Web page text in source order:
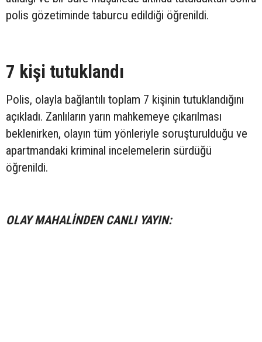
polis gözetiminde taburcu edildiği öğrenildi.
7 kişi tutuklandı
Polis, olayla bağlantılı toplam 7 kişinin tutuklandığını
açıkladı. Zanlıların yarın mahkemeye çıkarılması
beklenirken, olayın tüm yönleriyle soruşturulduğu ve
apartmandaki kriminal incelemelerin sürdüğü
öğrenildi.
OLAY MAHALİNDEN CANLI YAYIN: